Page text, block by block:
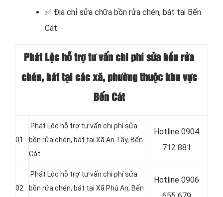
✅ Địa chỉ sửa chữa bồn rửa chén, bát tại Bến
Cát
Phát Lộc hỗ trợ tư vấn chi phí sửa bồn rửa
chén, bát tại các xã, phường thuộc khu vực
Bến Cát
01
Phát Lộc hỗ trợ tư vấn chi phí sửa
bồn rửa chén, bát tại Xã An Tây, Bến
Cát
Hotline 0904
712 881
02
Phát Lộc hỗ trợ tư vấn chi phí sửa
bồn rửa chén, bát tại Xã Phú An, Bến
Hotline 0906